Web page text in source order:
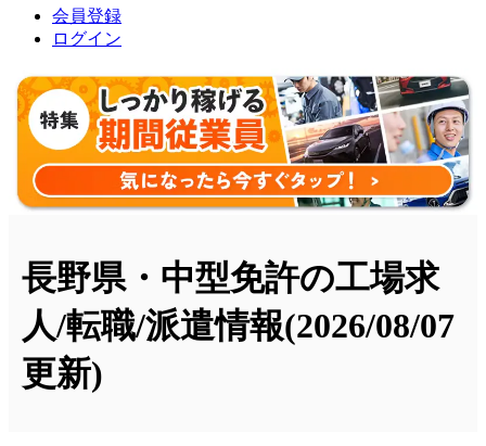
会員登録
ログイン
長野県・中型免許の工場求
人/転職/派遣情報(2026/08/07
更新)